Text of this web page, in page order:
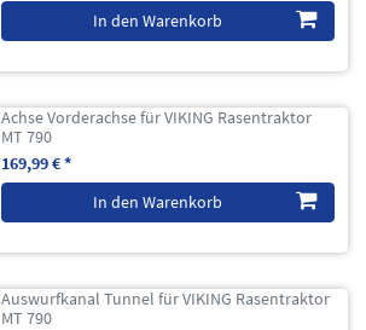
In den Warenkorb
Achse Vorderachse für VIKING Rasentraktor
MT 790
169,99 € *
In den Warenkorb
Auswurfkanal Tunnel für VIKING Rasentraktor
MT 790